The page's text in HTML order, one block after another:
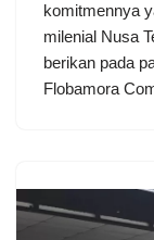
komitmennya
milenial Nusa
berikan pada
Flobamora